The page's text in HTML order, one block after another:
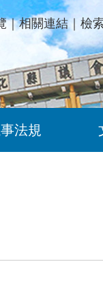
｜相關連結 ｜ 檢
法規